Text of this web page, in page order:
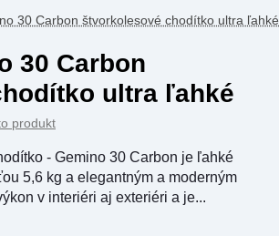
30 Carbon štvorkolesové chodítko ultra ľahké
ultra ľahké
produkt
- Gemino 30 Carbon je ľahké
5,6 kg a elegantným a moderným
v interiéri aj exteriéri a je...